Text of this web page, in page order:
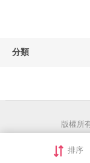
分類
版權所
排序